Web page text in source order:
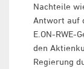
Nachteile
Antwort auf
E.ON-RWE-
den
Regierung